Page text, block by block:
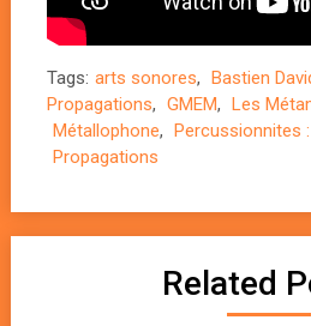
Tags: arts sonores, Bastien
Propagations, GMEM, Les
Métallophone, Percussionnites
Propagations
Related